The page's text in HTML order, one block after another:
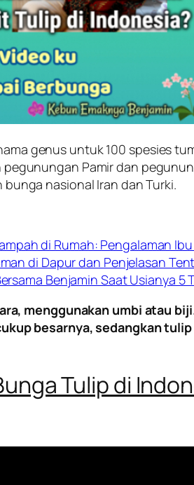
genus untuk 100 spesies
Pamir dan
nasional Iran dan Turki.
di Rumah: Pengalaman
di Dapur dan Penjelasan
Benjamin Saat Usianya 5
menggunakan umbi atau
besarnya, sedangkan
Tulip di